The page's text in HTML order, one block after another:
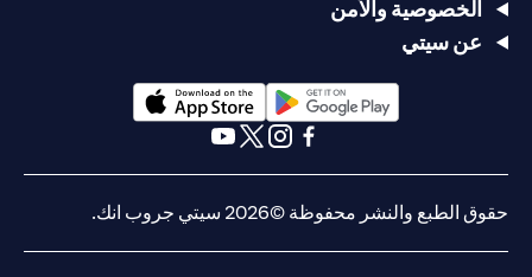
الخصوصية والأمن
عن سيتي
(opens in a new tab)
حقوق الطبع والنشر محفوظة ©2026 سيتي جروب انك.